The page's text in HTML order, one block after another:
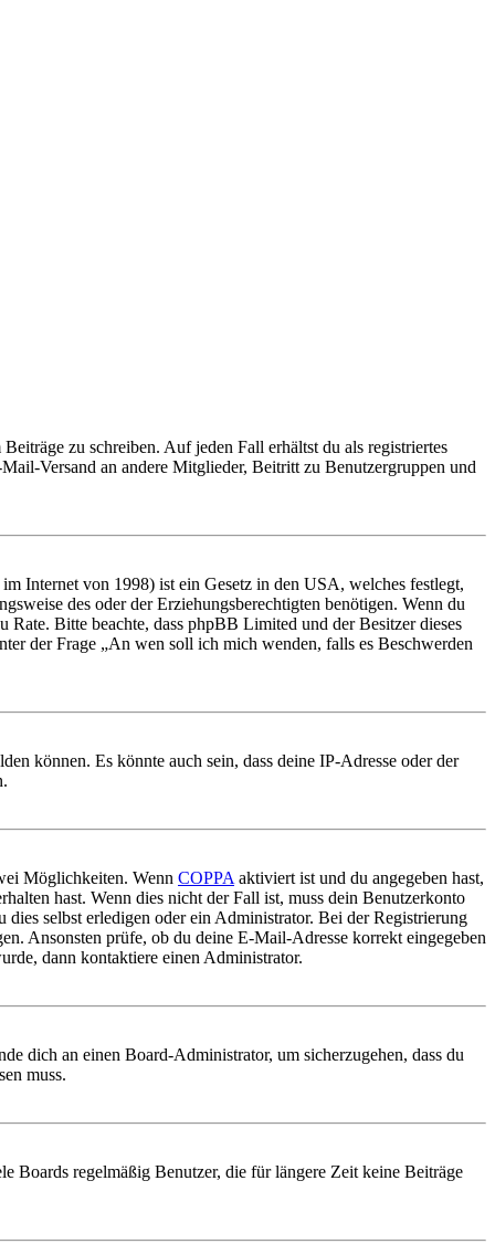
zu schreiben. Auf jeden Fall erhältst du als registriertes
Versand an andere Mitglieder, Beitritt zu Benutzergruppen und
Internet von 1998) ist ein Gesetz in den USA, welches festlegt,
des oder der Erziehungsberechtigten benötigen. Wenn du
Bitte beachte, dass phpBB Limited und der Besitzer dieses
der Frage „An wen soll ich mich wenden, falls es Beschwerden
können. Es könnte auch sein, dass deine IP-Adresse oder der
Möglichkeiten. Wenn COPPA aktiviert ist und du angegeben hast,
hast. Wenn dies nicht der Fall ist, muss dein Benutzerkonto
selbst erledigen oder ein Administrator. Bei der Registrierung
Ansonsten prüfe, ob du deine E-Mail-Adresse korrekt eingegeben
dann kontaktiere einen Administrator.
dich an einen Board-Administrator, um sicherzugehen, dass du
muss.
Boards regelmäßig Benutzer, die für längere Zeit keine Beiträge